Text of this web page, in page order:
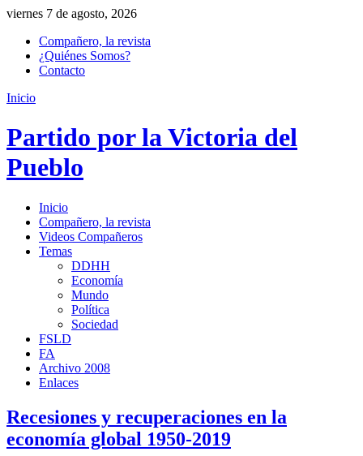
viernes 7 de agosto, 2026
Compañero, la revista
¿Quiénes Somos?
Contacto
Inicio
Partido por la Victoria del
Pueblo
Inicio
Compañero, la revista
Videos Compañeros
Temas
DDHH
Economía
Mundo
Política
Sociedad
FSLD
FA
Archivo 2008
Enlaces
Recesiones y recuperaciones en la
economía global 1950-2019